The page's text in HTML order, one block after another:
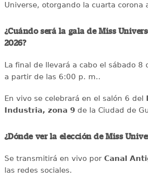
Universe, otorgando la cuarta corona
¿Cuándo será la gala de Miss
2026?
La final de llevará a cabo el sábado 8
a partir de las 6:00 p. m..
En vivo se celebrará en el salón 6 del
Industria, zona 9de la Ciudad de
¿Dónde ver la elección de Miss
Se transmitirá en vivo porCanal
las redes sociales.